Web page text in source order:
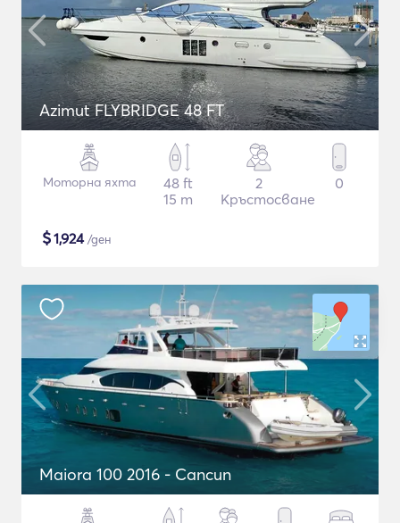
Azimut FLYBRIDGE 48 FT
Моторна яхта
48 ft
15 m
2
Кръстосване
0
$1,924/ден
Maiora 100 2016 - Cancun